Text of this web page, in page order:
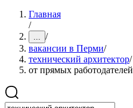
Главная
/
... /
вакансии в Перми/
технический архитектор/
от прямых работодателей